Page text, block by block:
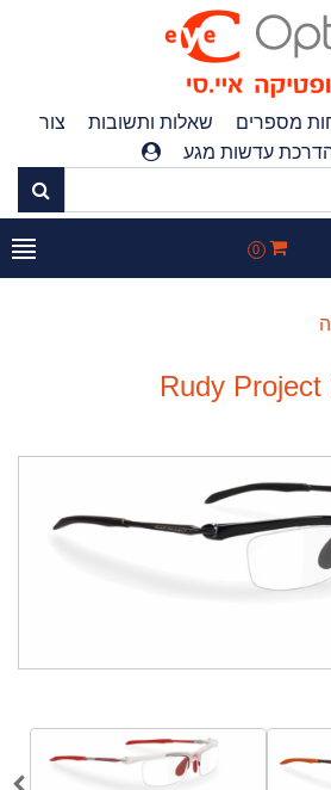
מספרים שאלות ותשובות
צור
עדשות מגע
0
Rudy